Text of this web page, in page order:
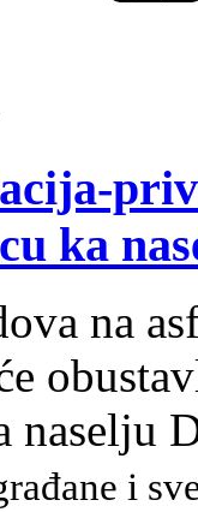
ka
na
naselju
i